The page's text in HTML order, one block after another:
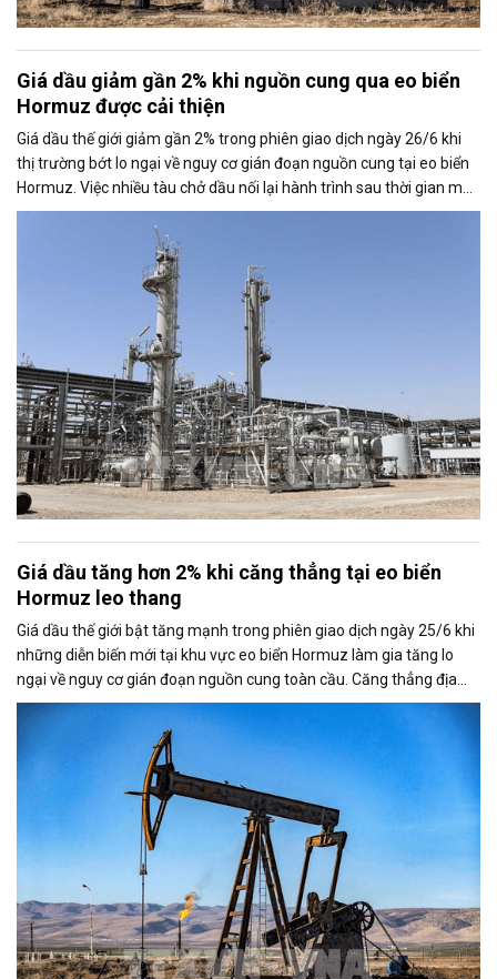
Giá dầu giảm gần 2% khi nguồn cung qua eo biển
Hormuz được cải thiện
Giá dầu thế giới giảm gần 2% trong phiên giao dịch ngày 26/6 khi
thị trường bớt lo ngại về nguy cơ gián đoạn nguồn cung tại eo biển
Hormuz. Việc nhiều tàu chở dầu nối lại hành trình sau thời gian mắc
kẹt đã tạo áp lực lên giá, bất chấp những rủi ro địa chính trị tại khu
vực vẫn chưa hoàn toàn chấm dứt.
Giá dầu tăng hơn 2% khi căng thẳng tại eo biển
Hormuz leo thang
Giá dầu thế giới bật tăng mạnh trong phiên giao dịch ngày 25/6 khi
những diễn biến mới tại khu vực eo biển Hormuz làm gia tăng lo
ngại về nguy cơ gián đoạn nguồn cung toàn cầu. Căng thẳng địa
chính trị cũng khiến thị trường đặt dấu hỏi về khả năng duy trì thỏa
thuận ngừng bắn giữa Mỹ và Iran.